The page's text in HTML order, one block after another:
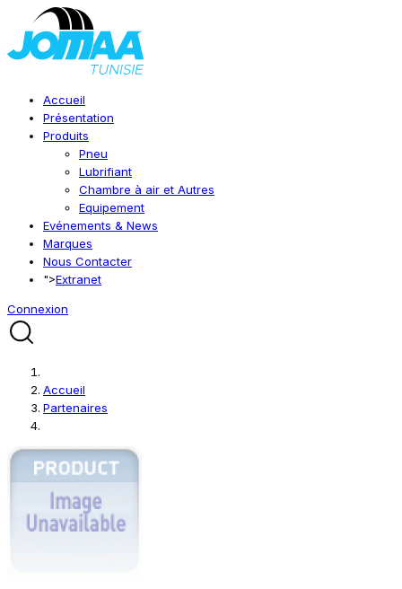
Accueil
Présentation
Produits
Pneu
Lubrifiant
Chambre à air et Autres
Equipement
Evénements & News
Marques
Nous Contacter
">Extranet
Connexion
Accueil
Partenaires